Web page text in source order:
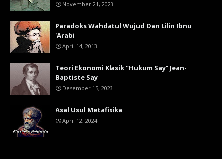
November 21, 2023
Paradoks Wahdatul Wujud Dan Lilin Ibnu
‘Arabi
April 14, 2013
Teori Ekonomi Klasik "Hukum Say" Jean-
Baptiste Say
Desember 15, 2023
Asal Usul Metafisika
April 12, 2024